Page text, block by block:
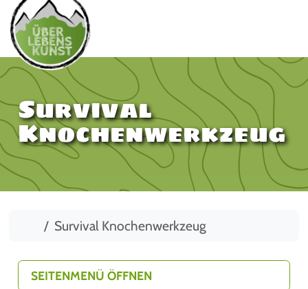
Survival
Knochenwerkzeug
StartSurvival Knochenwerkzeug
SEITENMENÜ ÖFFNEN